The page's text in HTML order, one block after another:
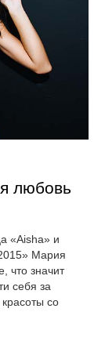
любовь
«Aisha» и
Мария
что значит
себя за
со